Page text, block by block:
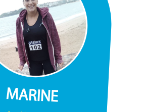
MARINE